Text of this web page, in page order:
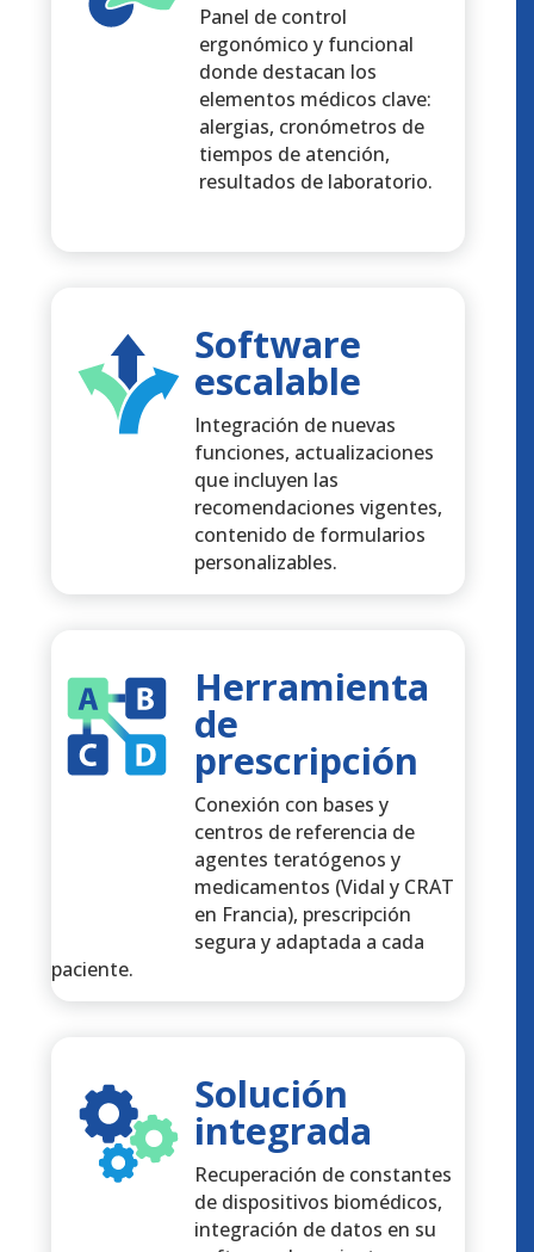
Panel de control
ergonómico y funcional
donde destacan los
elementos médicos clave:
alergias, cronómetros de
tiempos de atención,
resultados de laboratorio.
Software
escalable
Integración de nuevas
funciones, actualizaciones
que incluyen las
recomendaciones vigentes,
contenido de formularios
personalizables.
Herramienta
de
prescripción
Conexión con bases y
centros de referencia de
agentes teratógenos y
medicamentos (Vidal y CRAT
en Francia), prescripción
segura y adaptada a cada
paciente.
Solución
integrada
Recuperación de constantes
de dispositivos biomédicos,
integración de datos en su